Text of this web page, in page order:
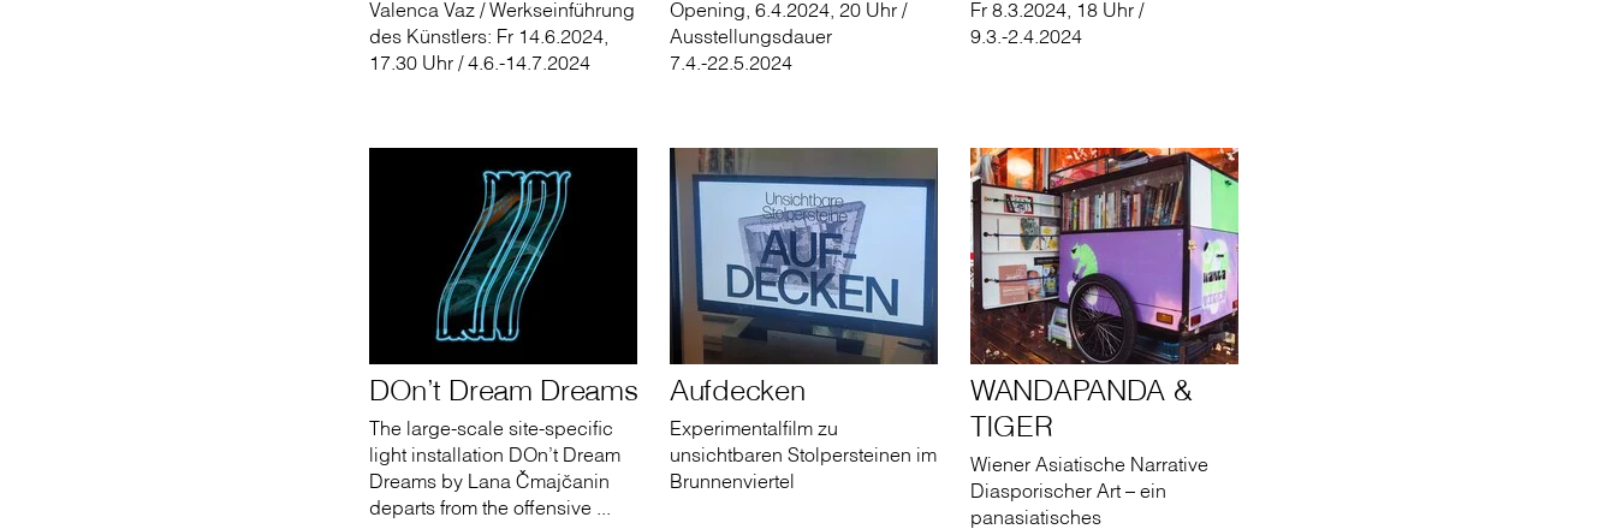
Valenca Vaz / Werkseinführung
des Künstlers: Fr 14.6.2024,
17.30 Uhr / 4.6.-14.7.2024
Opening, 6.4.2024, 20 Uhr /
Ausstellungsdauer
7.4.-22.5.2024
Fr 8.3.2024, 18 Uhr /
9.3.-2.4.2024
DOn’t Dream Dreams
The large-scale site-specific
light installation DOn’t Dream
Dreams by Lana Čmajčanin
departs from the offensive ...
Aufdecken
Experimentalfilm zu
unsichtbaren Stolpersteinen im
Brunnenviertel
WANDAPANDA &
TIGER
Wiener Asiatische Narrative
Diasporischer Art – ein
panasiatisches